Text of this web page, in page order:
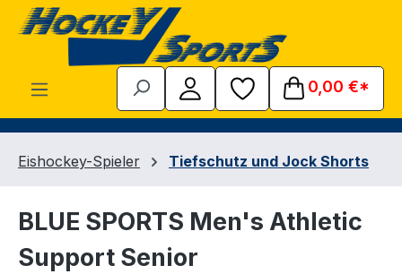
Zum Hauptinhalt springen
0,00 €*
Eishockey-Spieler Tiefschutz und Jock Shorts
BLUE SPORTS Men's Athletic
Support Senior